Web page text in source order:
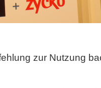
zur Nutzung